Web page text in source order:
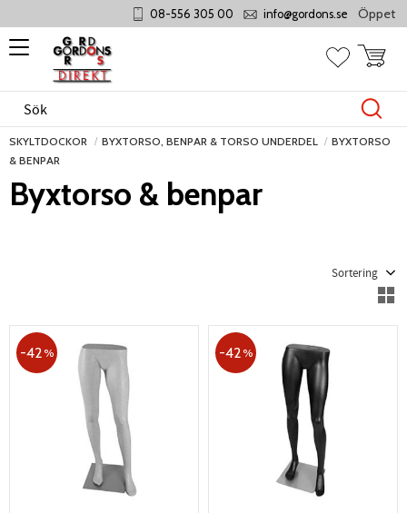
Meny
08-556 305 00 info@gordons.se Öppet
Favoriter
SKYLTDOCKOR BYXTORSO, BENPAR & TORSO UNDERDEL
BYXTORSO
& BENPAR
Byxtorso & benpar
42 % 42 %